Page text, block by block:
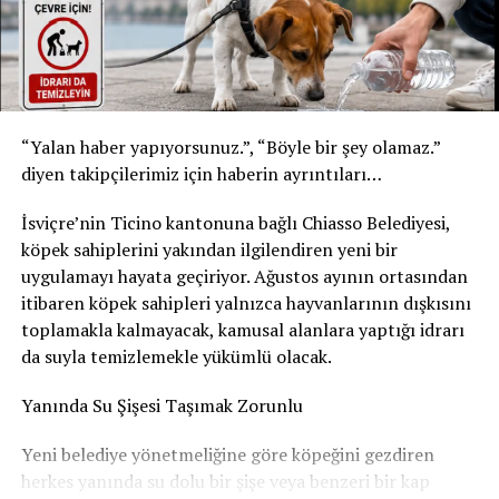
* Kızılay Elma Aromalı Gazlı İçecek
* Şişe: 200 ml
* Son tüketim tarihi: 20 Şubat 2027
ürünlerin geri çağırma kapsamında olduğunu belirtti.
Akar Swiss AG, tüketicilerden belirtilen ürünleri
kesinlikle tüketmemelerini istedi. Geri çağırma
kapsamındaki içecekler, satın alma fişi ibraz edilmeden
satın alındıkları market veya satış noktasına teslim
edilebilecek. Ürün bedeli tüketicilere tam olarak iade
tedbiri olduğunu vurgulayarak, elinde belirtilen
ürünlerden bulunan herkesin en kısa sürede iade işlemini
“Yalan haber yapıyorsunuz.”, “Böyle bir şey olamaz.”
diyen takipçilerimiz için haberin ayrıntıları…
İsviçre’nin Ticino kantonuna bağlı Chiasso Belediyesi,
köpek sahiplerini yakından ilgilendiren yeni bir
uygulamayı hayata geçiriyor. Ağustos ayının ortasından
itibaren köpek sahipleri yalnızca hayvanlarının dışkısını
toplamakla kalmayacak, kamusal alanlara yaptığı idrarı
da suyla temizlemekle yükümlü olacak.
Yanında Su Şişesi Taşımak Zorunlu
Yeni belediye yönetmeliğine göre köpeğini gezdiren
herkes yanında su dolu bir şişe veya benzeri bir kap